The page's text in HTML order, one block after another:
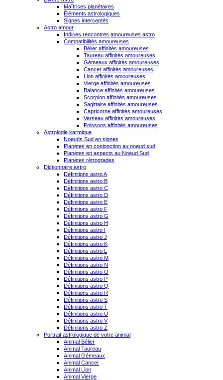
Maîtrises planétaires
Éléments astrologiques
Signes interceptés
Astro amour
Indices rencontres amoureuses astro
Compatibilités amoureuses
Bélier affinités amoureuses
Taureau affinités amoureuses
Gémeaux affinités amoureuses
Cancer affinités amoureuses
Lion affinités amoureuses
Vierge affinités amoureuses
Balance affinités amoureuses
Scorpion affinités amoureuses
Sagittaire affinités amoureuses
Capricorne affinités amoureuses
Verseau affinités amoureuses
Poissons affinités amoureuses
Astrologie karmique
Noeuds Sud en signes
Planètes en conjonction au noeud sud
Planètes en aspects au Noeud Sud
Planètes rétrogrades
Dictionnaire astro
Définitions astro A
Définitions astro B
Définitions astro C
Définitions astro D
Définitions astro E
Définitions astro F
Définitions astro G
Définitions astro H
Définitions astro I
Définitions astro J
Définitions astro K
Définitions astro L
Définitions astro M
Définitions astro N
Définitions astro O
Définitions astro P
Définitions astro Q
Définitions astro R
Définitions astro S
Définitions astro T
Définitions astro U
Définitions astro V
Définitions astro Z
Portrait astrologique de votre animal
Animal Bélier
Animal Taureau
Animal Gémeaux
Animal Cancer
Animal Lion
Animal Vierge